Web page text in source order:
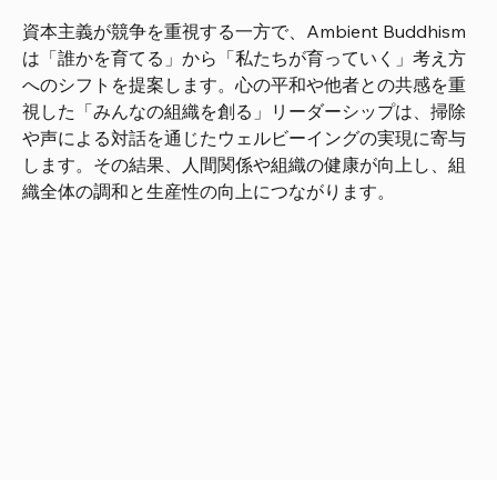
資本主義が競争を重視する一方で、Ambient Buddhism
は「誰かを育てる」から「私たちが育っていく」考え方
へのシフトを提案します。心の平和や他者との共感を重
視した「みんなの組織を創る」リーダーシップは、掃除
や声による対話を通じたウェルビーイングの実現に寄与
します。その結果、人間関係や組織の健康が向上し、組
織全体の調和と生産性の向上につながります。